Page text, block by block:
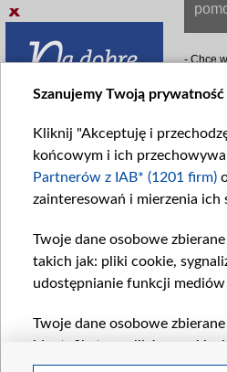
- Chcę
- Jak
Paweł
którego
oczy. -
Szanujemy Twoją prywatność
Kliknij "Akceptuję i
końcowym i ich
Partnerów z IAB* (1201 firm)
zainteresowań i mierzenia ich
Twoje dane osobowe
takich jak: pliki cookie,
udostępnianie funkcji
Twoje dane osobowe
identyfikatory plików cookie,
pozostałychZaufanych